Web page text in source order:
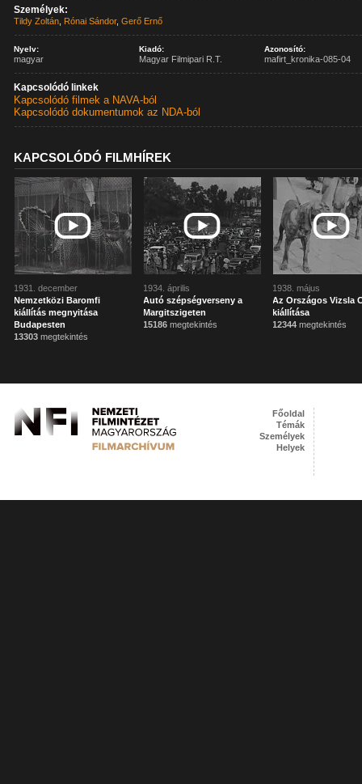
Személyek:
Tildy Zoltán Rónai Sándor,Gerő Ernő
Nyelv:
magyar
Kiadó:
Magyar Filmipari R.T.
Azonosító:
mafirt_kronika-085-04
Kapcsolódó linkek
Kapcsolódó filmek a NAVA-ból
Kapcsolódó dokumentumok az NDA-ból
KAPCSOLÓDÓ FILMHÍREK
1931. december
Nemzetközi Baromfi
kiállítás megnyitása
Budapesten
13303 megtekintés
1934. április
Autó szépségverseny a
Margitszigeten
15186 megtekintés
1938. május
Az Országos Vizsla
kiállítása
12344 megtekintés
Főoldal
Témák
Személyek
Helyek